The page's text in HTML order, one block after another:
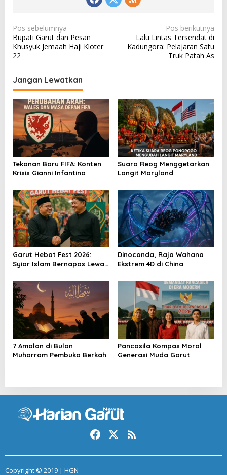
N
a
v
g
a
s
i
p
o
s
Pos sebelumnya
Bupati Garut dan Pesan
Khusyuk Jemaah Haji Kloter
22
Pos berikutnya
Lalu Lintas Tersendat di
Kadungora: Pelajaran Satu
Truk Patah As
Jangan Lewatkan
Tekanan Baru FIFA: Konten
Krisis Gianni Infantino
Suara Reog Menggetarkan
Langit Maryland
Garut Hebat Fest 2026:
Syiar Islam Bernapas Lewat
Dinoconda, Raja Wahana
Ekstrem 4D di China
7 Amalan di Bulan
Muharram Pembuka Berkah
Pancasila Kompas Moral
Generasi Muda Garut
Copyright © 2019 | HGN